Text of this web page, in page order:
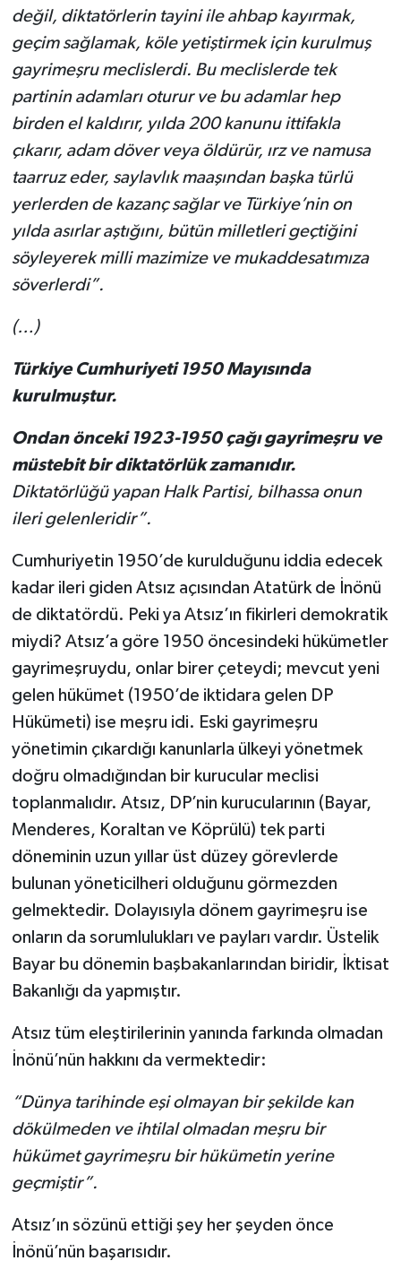
değil, diktatörlerin tayini ile ahbap kayırmak,
geçim sağlamak, köle yetiştirmek için kurulmuş
gayrimeşru meclislerdi. Bu meclislerde tek
partinin adamları oturur ve bu adamlar hep
birden el kaldırır, yılda 200 kanunu ittifakla
çıkarır, adam döver veya öldürür, ırz ve namusa
taarruz eder, saylavlık maaşından başka türlü
yerlerden de kazanç sağlar ve Türkiye’nin on
yılda asırlar aştığını, bütün milletleri geçtiğini
söyleyerek milli mazimize ve mukaddesatımıza
söverlerdi”.
(…)
Türkiye Cumhuriyeti 1950 Mayısında
kurulmuştur.
Ondan önceki 1923-1950 çağı gayrimeşru ve
müstebit bir diktatörlük zamanıdır.
Diktatörlüğü yapan Halk Partisi, bilhassa onun
ileri gelenleridir”.
Cumhuriyetin 1950’de kurulduğunu iddia edecek
kadar ileri giden Atsız açısından Atatürk de İnönü
de diktatördü. Peki ya Atsız’ın fikirleri demokratik
miydi? Atsız’a göre 1950 öncesindeki hükümetler
gayrimeşruydu, onlar birer çeteydi; mevcut yeni
gelen hükümet (1950’de iktidara gelen DP
Hükümeti) ise meşru idi. Eski gayrimeşru
yönetimin çıkardığı kanunlarla ülkeyi yönetmek
doğru olmadığından bir kurucular meclisi
toplanmalıdır. Atsız, DP’nin kurucularının (Bayar,
Menderes, Koraltan ve Köprülü) tek parti
döneminin uzun yıllar üst düzey görevlerde
bulunan yöneticilheri olduğunu görmezden
gelmektedir. Dolayısıyla dönem gayrimeşru ise
onların da sorumlulukları ve payları vardır. Üstelik
Bayar bu dönemin başbakanlarından biridir, İktisat
Bakanlığı da yapmıştır.
Atsız tüm eleştirilerinin yanında farkında olmadan
İnönü’nün hakkını da vermektedir:
“Dünya tarihinde eşi olmayan bir şekilde kan
dökülmeden ve ihtilal olmadan meşru bir
hükümet gayrimeşru bir hükümetin yerine
geçmiştir”.
Atsız’ın sözünü ettiği şey her şeyden önce
İnönü’nün başarısıdır.